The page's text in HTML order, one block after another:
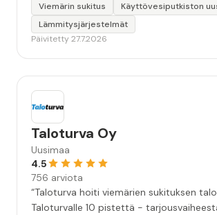
Viemärin sukitus
Käyttövesiputkiston
Lämmitysjärjestelmät
Päivitetty 27.7.2026
Taloturva Oy
Uusimaa
4.5
756 arviota
“Taloturva hoiti viemärien sukituksen
Taloturvalle 10 pistettä -